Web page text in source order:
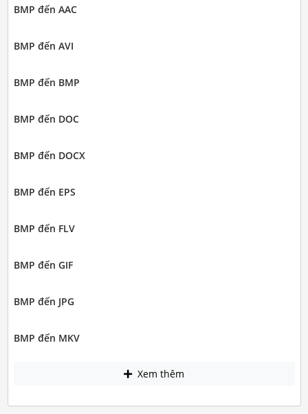
BMP đến AAC
BMP đến AVI
BMP đến BMP
BMP đến DOC
BMP đến DOCX
BMP đến EPS
BMP đến FLV
BMP đến GIF
BMP đến JPG
BMP đến MKV
Xem thêm